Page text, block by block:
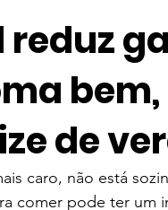
de
caro, não está
comer pode ter um